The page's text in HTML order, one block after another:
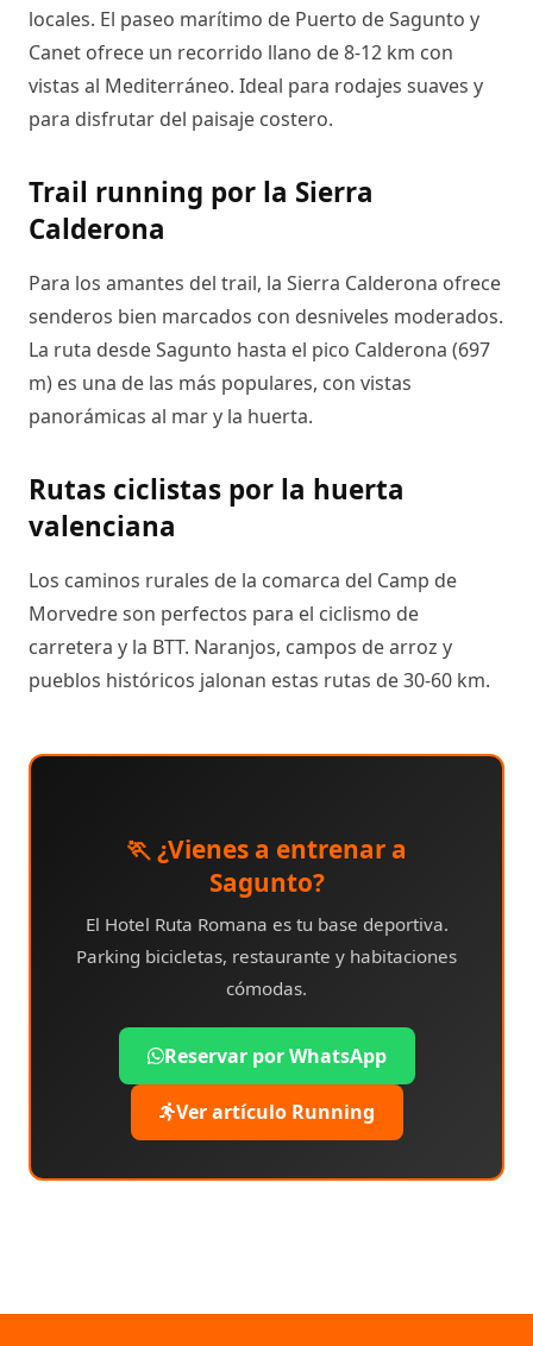
locales. El paseo marítimo de Puerto de Sagunto y
Canet ofrece un recorrido llano de 8-12 km con
vistas al Mediterráneo. Ideal para rodajes suaves y
para disfrutar del paisaje costero.
Trail running por la Sierra
Calderona
Para los amantes del trail, la Sierra Calderona ofrece
senderos bien marcados con desniveles moderados.
La ruta desde Sagunto hasta el pico Calderona (697
m) es una de las más populares, con vistas
panorámicas al mar y la huerta.
Rutas ciclistas por la huerta
valenciana
Los caminos rurales de la comarca del Camp de
Morvedre son perfectos para el ciclismo de
carretera y la BTT. Naranjos, campos de arroz y
pueblos históricos jalonan estas rutas de 30-60 km.
🏃 ¿Vienes a entrenar a
Sagunto?
El Hotel Ruta Romana es tu base deportiva.
Parking bicicletas, restaurante y habitaciones
cómodas.
Reservar por WhatsApp
Ver artículo Running